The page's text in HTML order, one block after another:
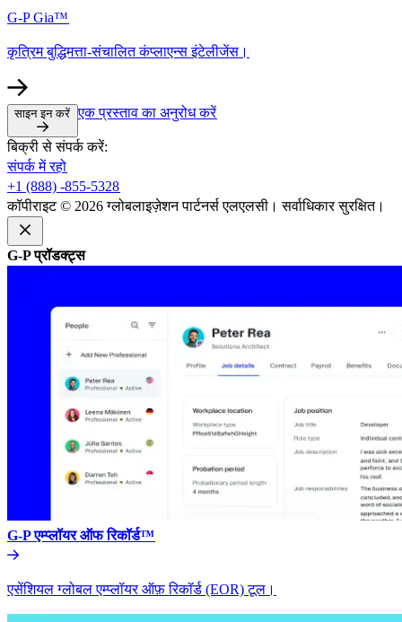
G-P Gia™​​
कृत्रिम बुद्धिमत्ता-संचालित कंप्लाएन्स इंटेलीजेंस।​​
साइन इन करें​​ एक प्रस्ताव का अनुरोध करें​​
बिक्री से संपर्क करें:​​
संपर्क में रहो​​
+1 (888) -855-5328​​
कॉपीराइट © 2026 ग्लोबलाइज़ेशन पार्टनर्स एलएलसी। सर्वाधिकार सुरक्षित।​​
G-P प्रॉडक्ट्स​​
G-P एम्प्लॉयर ऑफ रिकॉर्ड™​​
एसेंशियल ग्लोबल एम्प्लॉयर ऑफ़ रिकॉर्ड (EOR) टूल।​​